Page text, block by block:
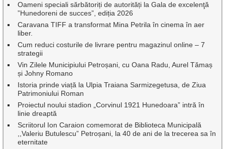
Oameni speciali sărbătoriți de autorități la Gala de excelenţă
”Hunedoreni de succes”, ediția 2026
Caravana TIFF a transformat Mina Petrila în cinema în aer
liber.
Cum reduci costurile de livrare pentru magazinul online – 7
strategii
Vin Zilele Municipiului Petroșani, cu Oana Radu, Aurel Tămaș
și Johny Romano
Istoria prinde viață la Ulpia Traiana Sarmizegetusa, de Ziua
Patrimoniului Roman
Proiectul noului stadion „Corvinul 1921 Hunedoara” intră în
linie dreaptă
Scriitorul Ion Caraion comemorat de Biblioteca Municipală
,,Valeriu Butulescu” Petroșani, la 40 de ani de la trecerea sa în
eternitate